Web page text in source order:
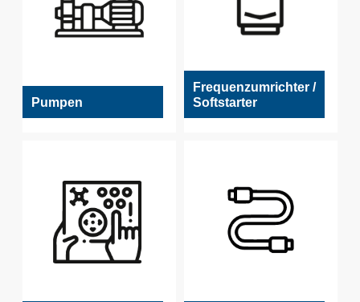
Pumpen
Frequenzumrichter /
Softstarter